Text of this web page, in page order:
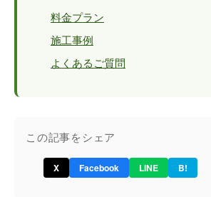
料金プラン
施工事例
よくあるご質問
この記事をシェア
X Facebook LINE B!